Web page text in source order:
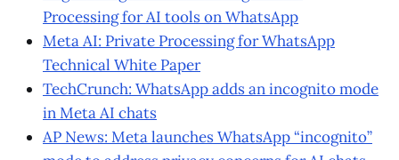
Processing for AI tools on WhatsApp
Meta AI: Private Processing for WhatsApp
Technical White Paper
TechCrunch: WhatsApp adds an incognito mode
in Meta AI chats
AP News: Meta launches WhatsApp “incognito”